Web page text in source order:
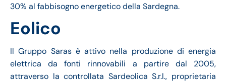
30% al fabbisogno energetico della Sardegna.
Eolico
Il Gruppo Saras è attivo nella produzione di energia
elettrica da fonti rinnovabili a partire dal 2005,
attraverso la controllata Sardeolica S.r.l., proprietaria